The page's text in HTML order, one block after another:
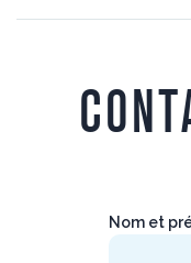
Nom et